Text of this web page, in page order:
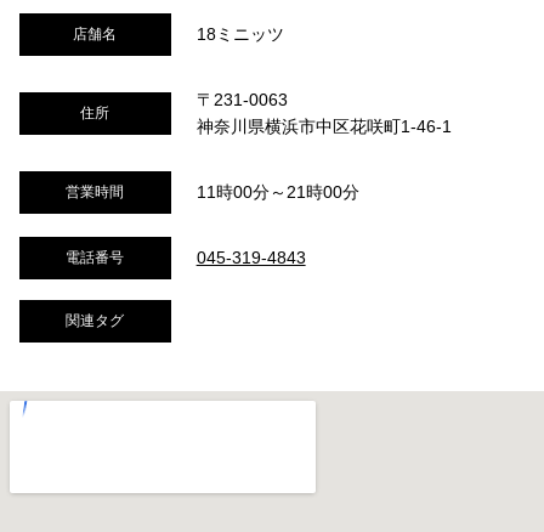
店舗名 18ミニッツ
住所
〒231-0063
神奈川県横浜市中区花咲町1-46-1
営業時間 11時00分～21時00分
電話番号 045-319-4843
関連タグ